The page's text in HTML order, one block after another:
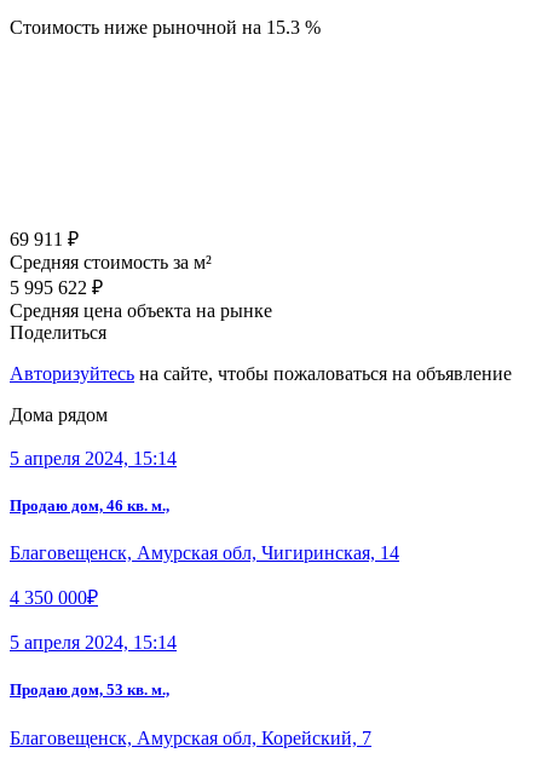
Стоимость ниже рыночной на 15.3 %
69 911 ₽
Средняя стоимость за м²
5 995 622 ₽
Средняя цена объекта на рынке
Поделиться
Авторизуйтесь на сайте, чтобы пожаловаться на объявление
Дома рядом
5 апреля 2024, 15:14
Продаю дом, 46 кв. м.,
Благовещенск, Амурская обл, Чигиринская, 14
4 350 000₽
5 апреля 2024, 15:14
Продаю дом, 53 кв. м.,
Благовещенск, Амурская обл, Корейский, 7